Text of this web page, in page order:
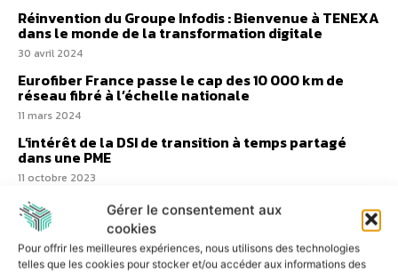
Gérer le consentement aux
cookies
Pour offrir les meilleures expériences, nous utilisons des technologies
telles que les cookies pour stocker et/ou accéder aux informations des
Réinvention du Groupe Infodis : Bienvenue à TENEXA
dans le monde de la transformation digitale
30 avril 2024
Eurofiber France passe le cap des 10 000 km de
réseau fibré à l’échelle nationale
11 mars 2024
L’intérêt de la DSI de transition à temps partagé
dans une PME
11 octobre 2023
NXO part à la rencontre des DSI et RSSI du secteur
public avec CANUT
10 mars 2026